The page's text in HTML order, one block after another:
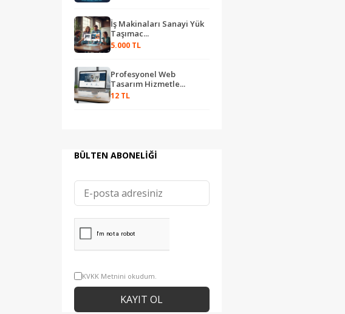
İş Makinaları Sanayi Yük
Taşımac...
5.000 TL
Profesyonel Web
Tasarım Hizmetle...
12 TL
BÜLTEN ABONELİĞİ
KVKK Metnini okudum.
KAYIT OL